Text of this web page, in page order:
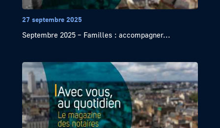
27 septembre 2025
Septembre 2025 – Familles : accompagner...